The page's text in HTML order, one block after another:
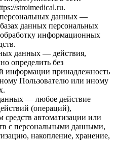
stroimedical.ru.
данных —
данных персональных
информационных
данных — действия,
определить без
информации принадлежность
Пользователю или иному
— любое действие
(операций),
автоматизации или
с персональными данными,
накопление, хранение,